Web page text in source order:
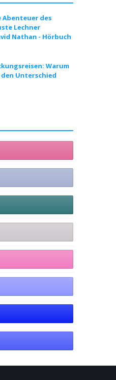
Abenteuer des
Lechner
Nathan - Hörbuch
Warum
Unterschied